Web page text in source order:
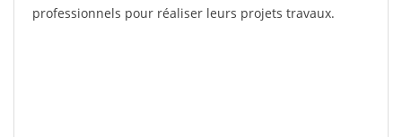
professionnels pour réaliser leurs projets travaux.